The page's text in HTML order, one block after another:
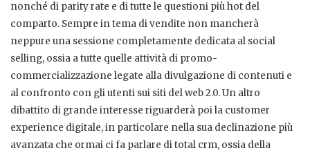
nonché di parity rate e di tutte le questioni più hot del
comparto. Sempre in tema di vendite non mancherà
neppure una sessione completamente dedicata al social
selling, ossia a tutte quelle attività di promo-
commercializzazione legate alla divulgazione di contenuti e
al confronto con gli utenti sui siti del web 2.0. Un altro
dibattito di grande interesse riguarderà poi la customer
experience digitale, in particolare nella sua declinazione più
avanzata che ormai ci fa parlare di total crm, ossia della